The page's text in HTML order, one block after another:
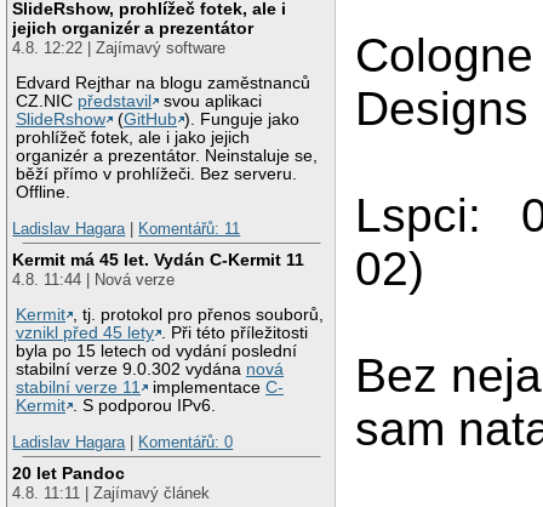
SlideRshow, prohlížeč fotek, ale i
jejich organizér a prezentátor
4.8. 12:22 | Zajímavý software
Edvard Rejthar na blogu zaměstnanců
CZ.NIC představil
svou aplikaci
SlideRshow
(GitHub ). Funguje jako
prohlížeč fotek, ale i jako jejich
organizér a prezentátor. Neinstaluje se,
běží přímo v prohlížeči. Bez serveru.
Offline.
Ladislav Hagara | Komentářů: 11
Kermit má 45 let. Vydán C-Kermit 11
4.8. 11:44 | Nová verze
Kermit , tj. protokol pro přenos souborů,
vznikl před 45 lety . Při této příležitosti
byla po 15 letech od vydání poslední
stabilní verze 9.0.302 vydána nová
stabilní verze 11
implementaceC-
Kermit . S podporou IPv6.
Ladislav Hagara | Komentářů: 0
20 let Pandoc
4.8. 11:11 | Zajímavý článek
Designs
Lspci:
02)
Bez
sam